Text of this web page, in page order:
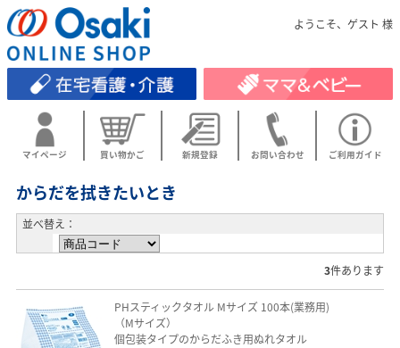
ようこそ、ゲスト 様
マイページ 買い物かご 新規登録 お問い合わせ ご利用ガイド
からだを拭きたいとき
並べ替え：
3件あります
PHスティックタオル Mサイズ 100本(業務用)
（Mサイズ）
個包装タイプのからだふき用ぬれタオル